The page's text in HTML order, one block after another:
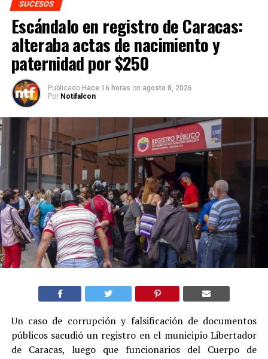
SUCESOS
Escándalo en registro de Caracas:
alteraba actas de nacimiento y
paternidad por $250
Publicado Hace 16 horas on agosto 8, 2026
Por Notifalcon
Un caso de corrupción y falsificación de documentos
públicos sacudió un registro en el municipio Libertador
de Caracas, luego que funcionarios del Cuerpo de